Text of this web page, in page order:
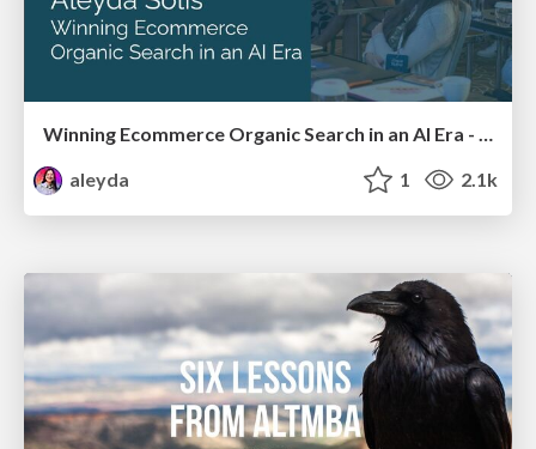
Winning Ecommerce Organic Search in an AI Era - #searchnstuff2025
aleyda
1 2.1k